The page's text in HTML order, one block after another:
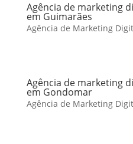
Agência de marketing
em Guimarães
Agência de Marketing
Agência de marketing
em Gondomar
Agência de Marketing